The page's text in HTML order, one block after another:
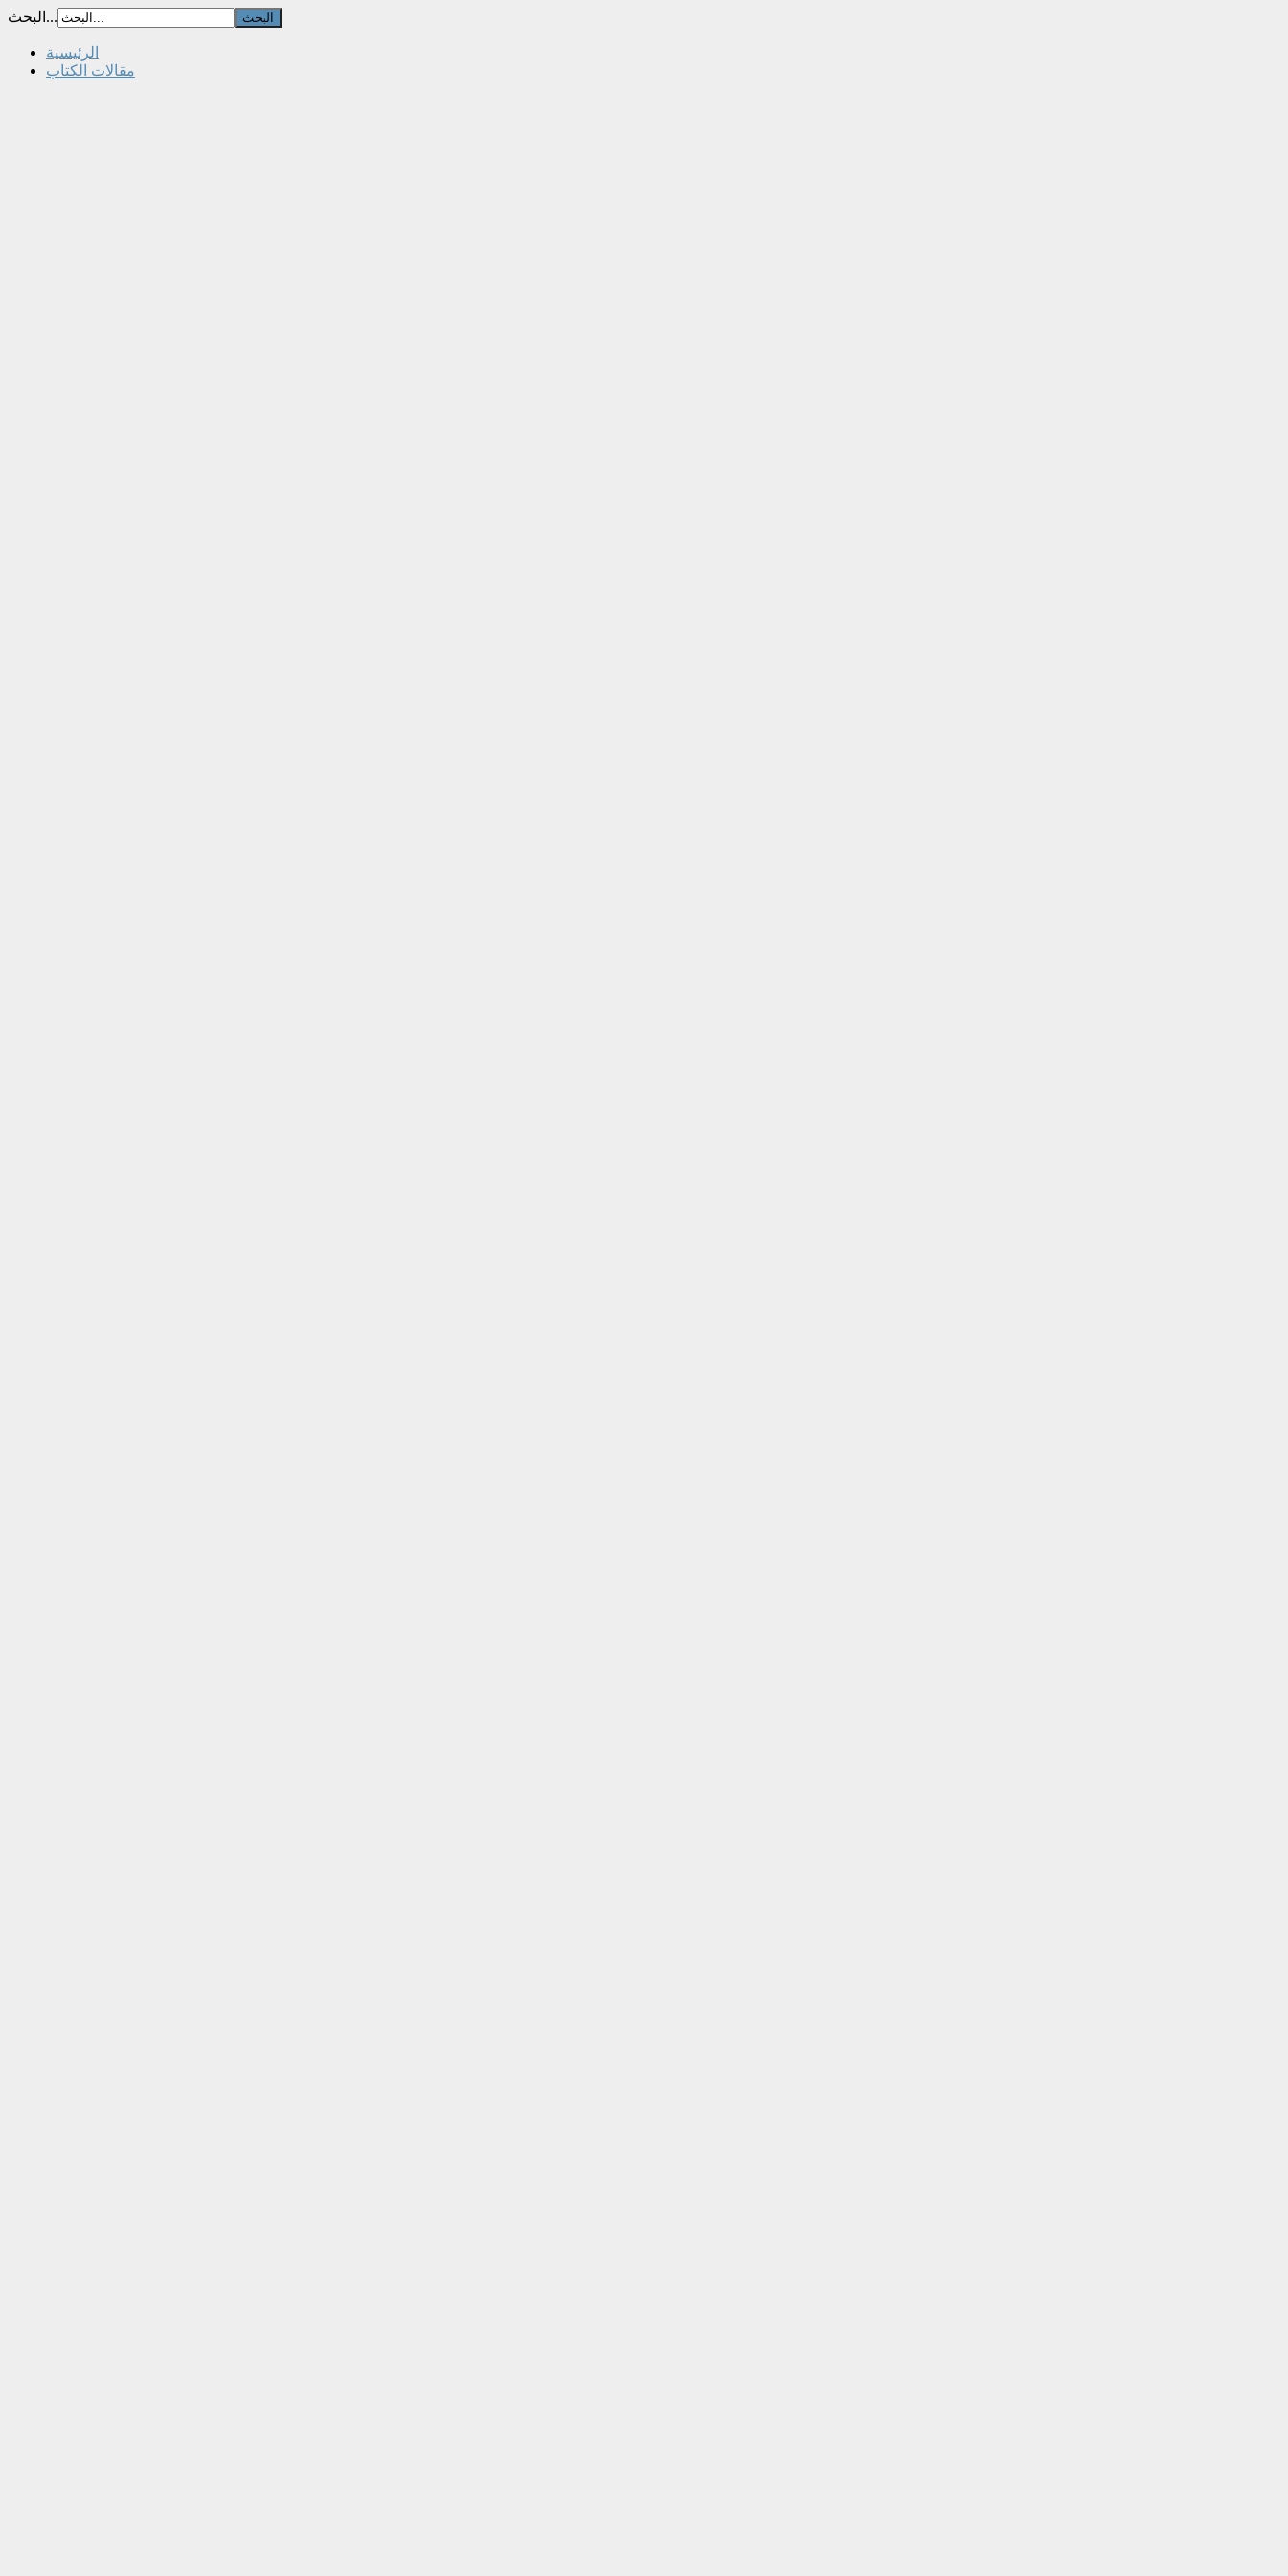
البحث...
الرئيسية
مقالات الكتاب